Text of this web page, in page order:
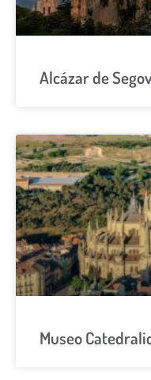
Alcázar de
Museo